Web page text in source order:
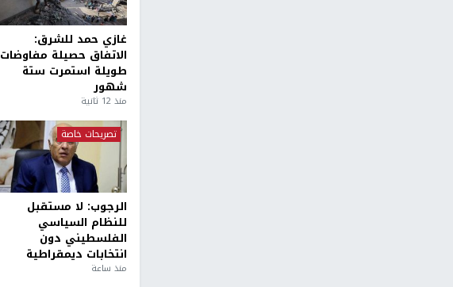
غازي حمد للشرق:
الاتفاق حصيلة مفاوضات
طويلة استمرت ستة
شهور
منذ 12 ثانية
تصريحات خاصة
الرجوب: لا مستقبل
للنظام السياسي
الفلسطيني دون
انتخابات ديمقراطية
منذ ساعة